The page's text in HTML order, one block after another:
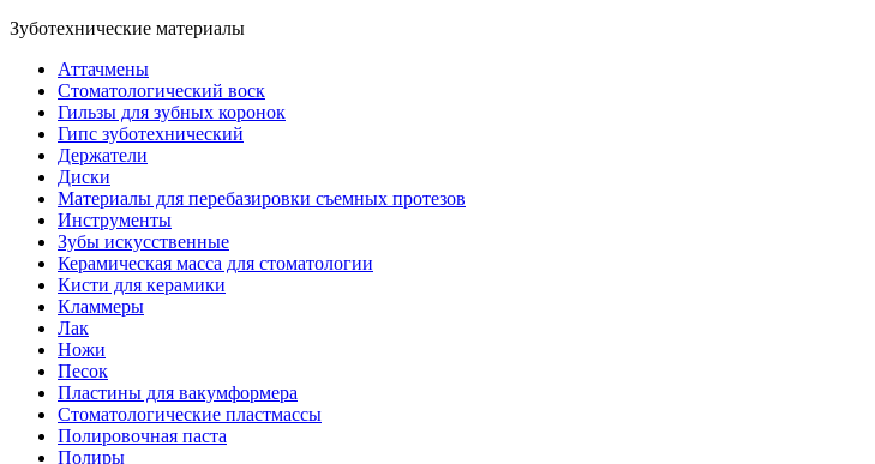
Зуботехнические материалы
Аттачмены
Стоматологический воск
Гильзы для зубных коронок
Гипс зуботехнический
Держатели
Диски
Материалы для перебазировки съемных протезов
Инструменты
Зубы искусственные
Керамическая масса для стоматологии
Кисти для керамики
Кламмеры
Лак
Ножи
Песок
Пластины для вакумформера
Стоматологические пластмассы
Полировочная паста
Полиры